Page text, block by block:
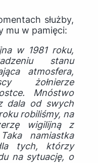
służby,
mu w pamięci:
w 1981 roku,
stanu
atmosfera,
żołnierze
Mnóstwo
dala od swych
robiliśmy, na
wigilijną z
namiastka
tych, którzy
na sytuację, o